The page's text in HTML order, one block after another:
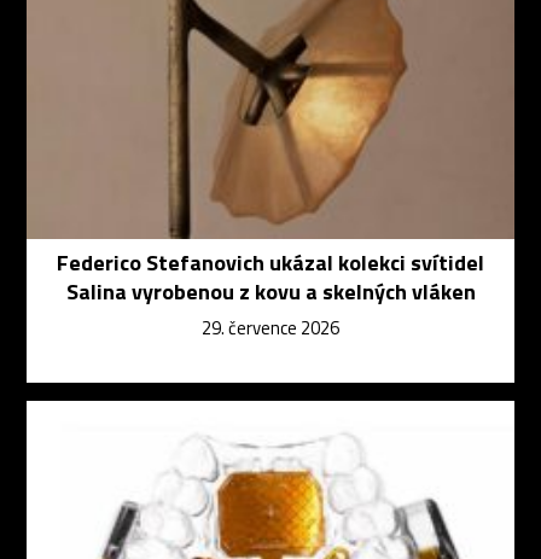
Federico Stefanovich ukázal kolekci svítidel
Salina vyrobenou z kovu a skelných vláken
29. července 2026